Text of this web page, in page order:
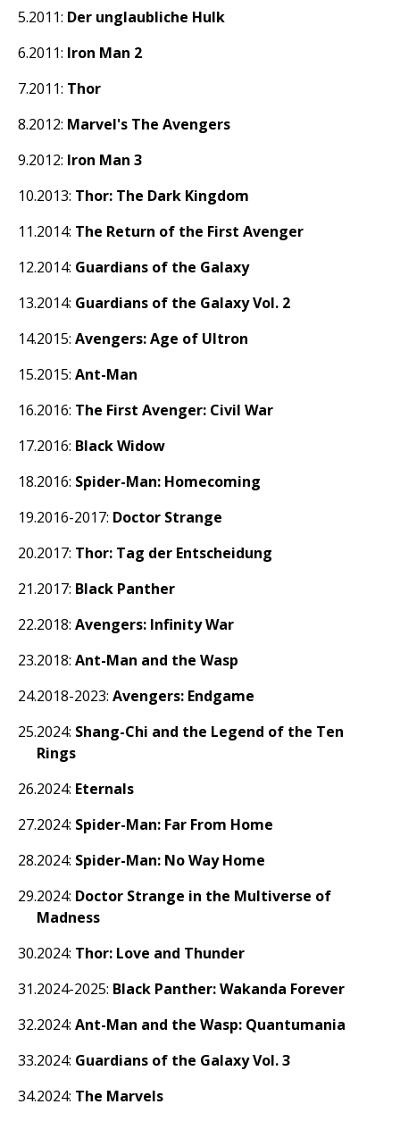
2011: Der unglaubliche Hulk
2011: Iron Man 2
2011: Thor
2012: Marvel's The Avengers
2012: Iron Man 3
2013: Thor: The Dark Kingdom
2014: The Return of the First Avenger
2014: Guardians of the Galaxy
2014: Guardians of the Galaxy Vol. 2
2015: Avengers: Age of Ultron
2015: Ant-Man
2016: The First Avenger: Civil War
2016: Black Widow
2016: Spider-Man: Homecoming
2016-2017: Doctor Strange
2017: Thor: Tag der Entscheidung
2017: Black Panther
2018: Avengers: Infinity War
2018: Ant-Man and the Wasp
2018-2023: Avengers: Endgame
2024: Shang-Chi and the Legend of the Ten
Rings
2024: Eternals
2024: Spider-Man: Far From Home
2024: Spider-Man: No Way Home
2024: Doctor Strange in the Multiverse of
Madness
2024: Thor: Love and Thunder
2024-2025: Black Panther: Wakanda Forever
2024: Ant-Man and the Wasp: Quantumania
2024: Guardians of the Galaxy Vol. 3
2024: The Marvels